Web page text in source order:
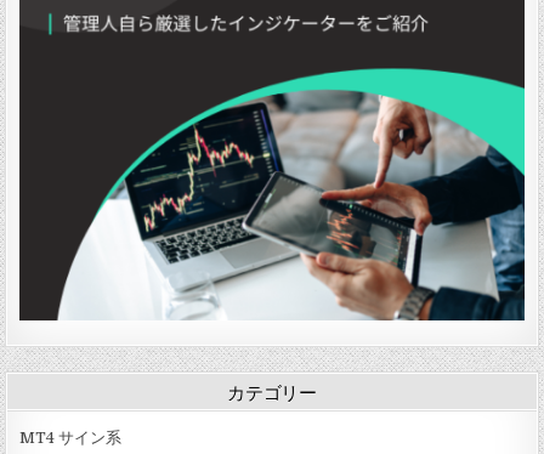
カテゴリー
MT4 サイン系